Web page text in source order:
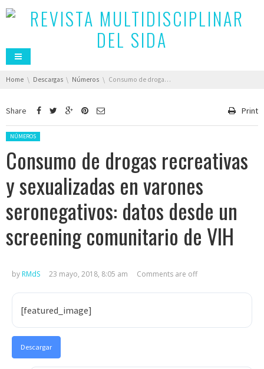
You are here:
Home Descargas Números Consumo de drogas recreativas y sexualizadas en varones seronegativos: datos desde un screening comunitario de VIH
Share Print
Posted in:
NÚMEROS
Consumo de drogas recreativas
y sexualizadas en varones
seronegativos: datos desde un
screening comunitario de VIH
by RMdS 23 mayo, 2018, 8:05 am Comments are off
[featured_image]
Descargar